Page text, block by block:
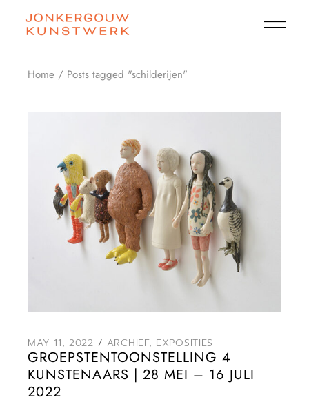
content
Home Posts tagged "schilderijen"
MAY 11, 2022 ARCHIEF, EXPOSITIES
GROEPSTENTOONSTELLING 4
KUNSTENAARS | 28 MEI – 16 JULI
2022